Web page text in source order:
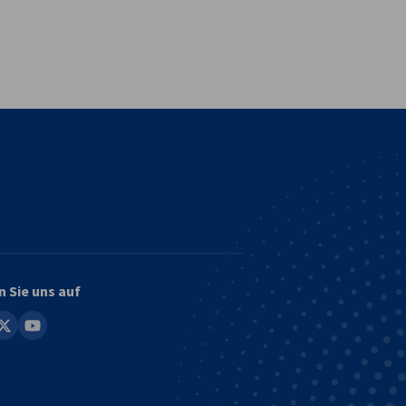
Sie uns auf
youtube